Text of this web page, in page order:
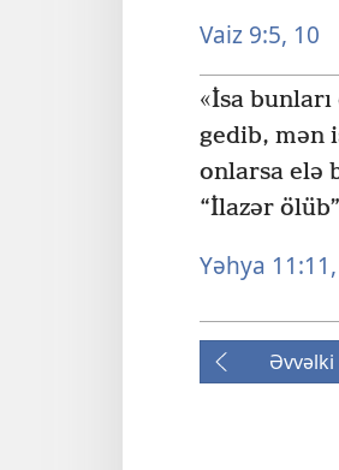
Vaiz 9:5, 10
«İsa
gedib, mən
onlarsa elə
“İlazər
Yəhya 11:11,
Əvvəlki